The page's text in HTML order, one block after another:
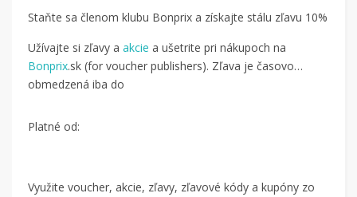
Staňte sa členom klubu Bonprix a získajte stálu zľavu 10%
Užívajte si zľavy a akcie a ušetrite pri nákupoch na
Bonprix.sk (for voucher publishers). Zľava je časovo
obmedzená iba do
Platné od:
Využite voucher, akcie, zľavy, zľavové kódy a kupóny zo